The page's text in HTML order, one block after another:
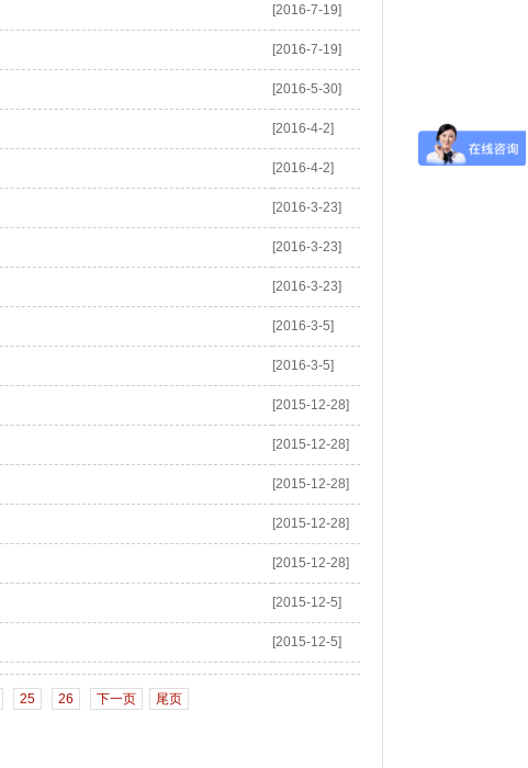
[2016-7-19]
[2016-7-19]
[2016-5-30]
[2016-4-2]
[2016-4-2]
[2016-3-23]
[2016-3-23]
[2016-3-23]
[2016-3-5]
[2016-3-5]
[2015-12-28]
[2015-12-28]
[2015-12-28]
[2015-12-28]
[2015-12-28]
[2015-12-5]
[2015-12-5]
25 26 下一页 尾页